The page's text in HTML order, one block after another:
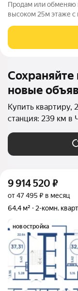
Продам или обменяю
высоком 25м этаже с
спальни. Два
декоративным
Сохраняйте
новые
Купить квартиру,
станция: 239 км в
9 914 520 ₽
от 47 495 ₽ в месяц
64,4 м²
2-комн.
новостройка